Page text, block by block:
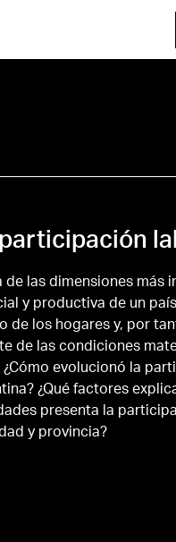
participación
de las dimensiones más
y productiva de un
de los hogares y, por
de las condiciones
¿Cómo evolucionó la
¿Qué factores
presenta la
y provincia?